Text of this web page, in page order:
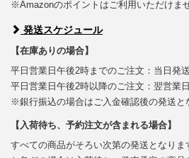
※Amazonのポイントはご利用いただけませ
発送スケジュール
【在庫ありの場合】
平日営業日午後2時までのご注文：当日発送
平日営業日午後2時以降のご注文：翌営業
※銀行振込の場合はご入金確認後の発送と
【入荷待ち、予約注文が含まれる場合】
すべての商品がそろい次第の発送となりま